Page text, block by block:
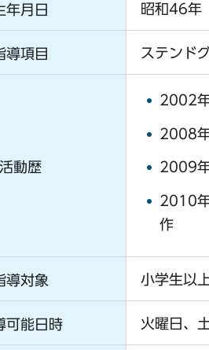
年月日 昭和46年
導項目 ステンド
活動歴
2002
2008
2009
2010
作
導対象 小学生以
可能日時 火曜日、